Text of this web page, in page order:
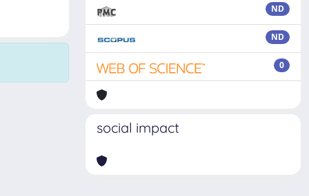
ND
ND
0
social impact